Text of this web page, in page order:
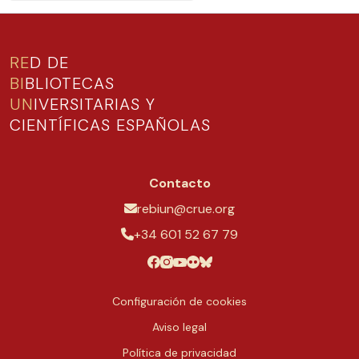
RED DE
BIBLIOTECAS
UNIVERSITARIAS Y
CIENTÍFICAS ESPAÑOLAS
Contacto
rebiun@crue.org
+34 601 52 67 79
Configuración de cookies
Aviso legal
Política de privacidad